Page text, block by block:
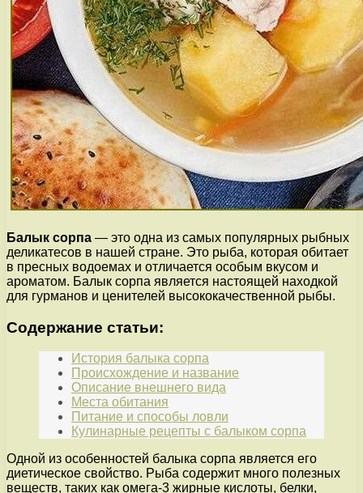
Балык сорпа — это одна из самых популярных рыбных
деликатесов в нашей стране. Это рыба, которая обитает
в пресных водоемах и отличается особым вкусом и
ароматом. Балык сорпа является настоящей находкой
для гурманов и ценителей высококачественной рыбы.
Содержание статьи:
История балыка сорпа
Происхождение и название
Описание внешнего вида
Места обитания
Питание и способы ловли
Кулинарные рецепты с балыком сорпа
Одной из особенностей балыка сорпа является его
диетическое свойство. Рыба содержит много полезных
веществ, таких как омега-3 жирные кислоты, белки,